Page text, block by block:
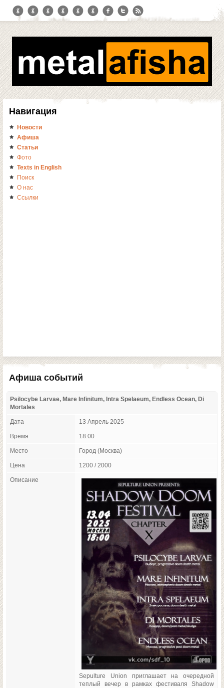
Навигация
Новости
Афиша
Статьи
Фото
Texts in English
Поиск
О нас
Ссылки
Афиша событий
Psilocybe Larvae, Mare Infinitum, Intra Spelaeum, Endless Ocean, Di
Mortales
Дата 13 Апрель 2025
Время 18:00
Место Город (Москва)
Цена 1200 / 2000
Описание
Sepulture Union приглашает на очередной
теплый вечер в рамках фестиваля Shadow